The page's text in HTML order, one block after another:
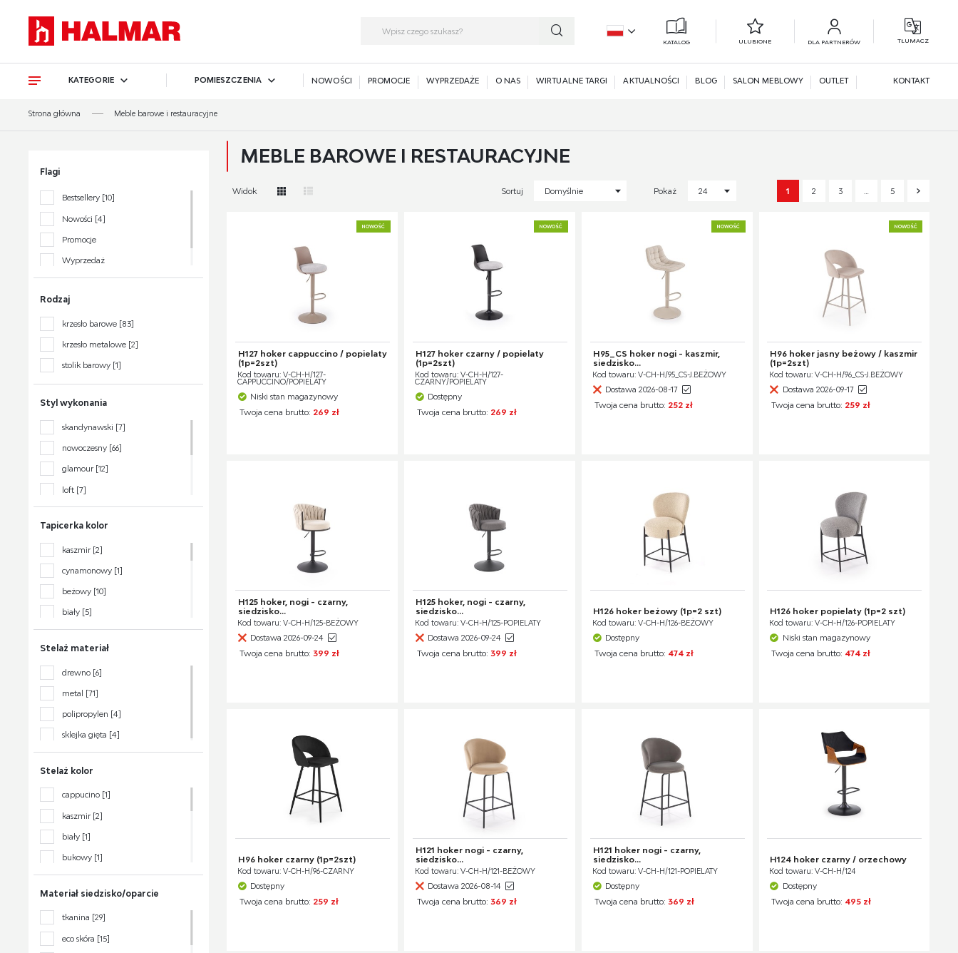
KATALOG ULUBIONE DLA PARTNERÓW TŁUMACZ
KATEGORIE POMIESZCZENIA NOWOŚCI PROMOCJE WYPRZEDAŻE O NAS WIRTUALNE TARGI AKTUALNOŚCI BLOG SALON MEBLOWY OUTLET KONTAKT
Strona główna Meble barowe i restauracyjne
Flagi
Bestsellery [10]
Nowości [4]
Promocje
Wyprzedaż
Polecane[2]
Rodzaj
krzesło barowe [83]
krzesło metalowe [2]
stolik barowy [1]
Styl wykonania
skandynawski [7]
nowoczesny [66]
glamour [12]
loft [7]
klasyczny[14]
boho[3]
tradycyjny
retro[2]
Tapicerka kolor
kaszmir [2]
cynamonowy [1]
beżowy [10]
biały [5]
bordowy[1]
brak tapicerki
brązowy[3]
czarny[16]
granatowy[3]
kremowy[5]
popielaty[25]
popielaty ciemny
zielony
Stelaż materiał
drewno [6]
metal [71]
polipropylen [4]
sklejka gięta [4]
Stelaż kolor
cappucino [1]
kaszmir [2]
biały [1]
bukowy [1]
chromowy[14]
czarny[47]
dąb sonoma
orzechowy[6]
Materiał siedzisko/oparcie
tkanina [29]
eco skóra [15]
MEBLE BAROWE I RESTAURACYJNE
Widok Sortuj Domyślnie Pokaż 24 1 2 3 5
NOWOŚĆ
H127 hoker cappuccino / popielaty
(1p=2szt)
Kod towaru: V-CH-H/127-
CAPPUCCINO/POPIELATY
Niski stan magazynowy
Twoja cena brutto: 269 zł
NOWOŚĆ
H127 hoker czarny / popielaty
(1p=2szt)
Kod towaru: V-CH-H/127-
CZARNY/POPIELATY
Dostępny
Twoja cena brutto: 269 zł
NOWOŚĆ
H95_CS hoker nogi - kaszmir,
siedzisko...
Kod towaru: V-CH-H/95_CS-J.BEŻOWY
Dostawa 2026-08-17
Twoja cena brutto: 252 zł
NOWOŚĆ
H96 hoker jasny beżowy / kaszmir
(1p=2szt)
Kod towaru: V-CH-H/96_CS-J.BEŻOWY
Dostawa 2026-09-17
Twoja cena brutto: 259 zł
H125 hoker, nogi - czarny,
siedzisko...
Kod towaru: V-CH-H/125-BEŻOWY
Dostawa 2026-09-24
Twoja cena brutto: 399 zł
H125 hoker, nogi - czarny,
siedzisko...
Kod towaru: V-CH-H/125-POPIELATY
Dostawa 2026-09-24
Twoja cena brutto: 399 zł
H126 hoker beżowy (1p=2 szt)
Kod towaru: V-CH-H/126-BEŻOWY
Dostępny
Twoja cena brutto: 474 zł
H126 hoker popielaty (1p=2 szt)
Kod towaru: V-CH-H/126-POPIELATY
Niski stan magazynowy
Twoja cena brutto: 474 zł
H96 hoker czarny (1p=2szt)
Kod towaru: V-CH-H/96-CZARNY
Dostępny
Twoja cena brutto: 259 zł
H121 hoker nogi - czarny,
siedzisko...
Kod towaru: V-CH-H/121-BEŻOWY
Dostawa 2026-08-14
Twoja cena brutto: 369 zł
H121 hoker nogi - czarny,
siedzisko...
Kod towaru: V-CH-H/121-POPIELATY
Dostępny
Twoja cena brutto: 369 zł
H124 hoker czarny / orzechowy
Kod towaru: V-CH-H/124
Dostępny
Twoja cena brutto: 495 zł